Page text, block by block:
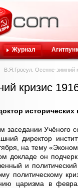
Журнал
В.Я.Гросул. Осенне-зимний
кризис
исторических
заседании Учёного
директор
на тему
докладе он
и
политическому
царизма в